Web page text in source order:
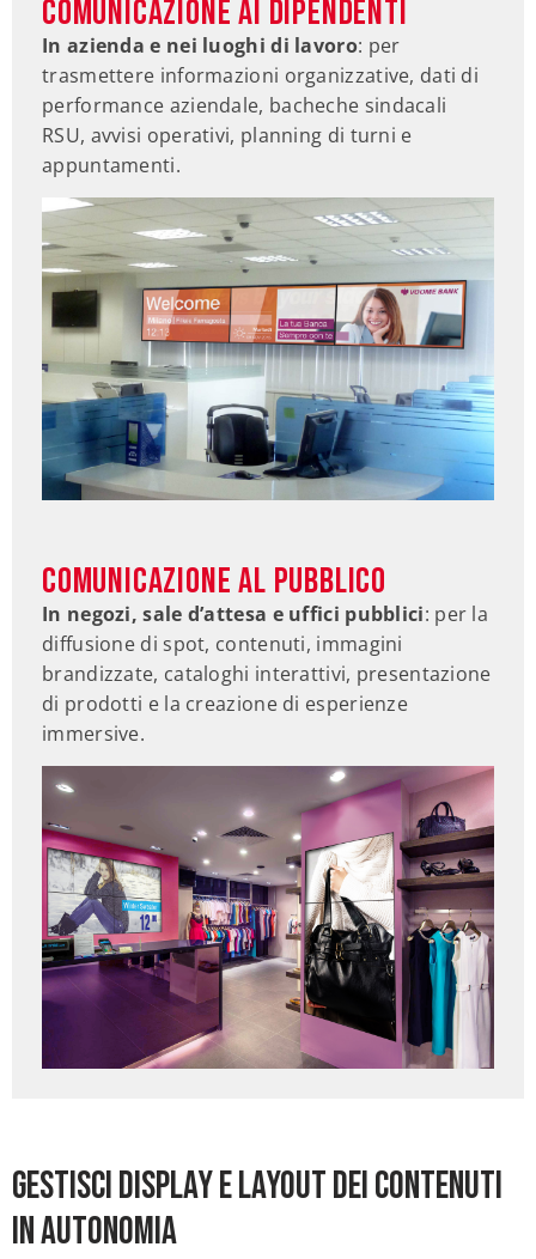
Comunicazione ai dipendenti
In azienda e nei luoghi di lavoro: per
trasmettere informazioni organizzative, dati di
performance aziendale, bacheche sindacali
RSU, avvisi operativi, planning di turni e
appuntamenti.
Comunicazione al pubblico
In negozi, sale d’attesa e uffici pubblici: per la
diffusione di spot, contenuti, immagini
brandizzate, cataloghi interattivi, presentazione
di prodotti e la creazione di esperienze
immersive.
Gestisci display e layout dei contenuti
in autonomia